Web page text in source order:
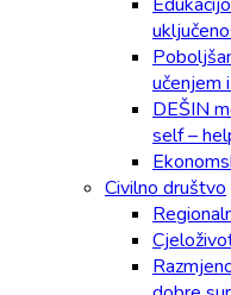
učenjem
DEŠIN
self –
Civilno društvo